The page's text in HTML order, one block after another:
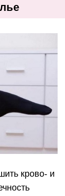
крово- и